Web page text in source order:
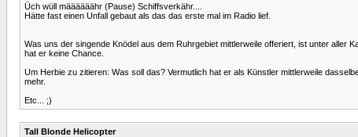
Üch wüll määäääähr (Pause) Schiffsverkähr....
Hätte fast einen Unfall gebaut als das das erste mal im Radio lief.
Was uns der singende Knödel aus dem Ruhrgebiet mittlerweile offeriert, ist unter aller
hat er keine Chance.
Um Herbie zu zitieren: Was soll das? Vermutlich hat er als Künstler mittlerweile
mehr.
Etc... ;)
Tall Blonde Helicopter